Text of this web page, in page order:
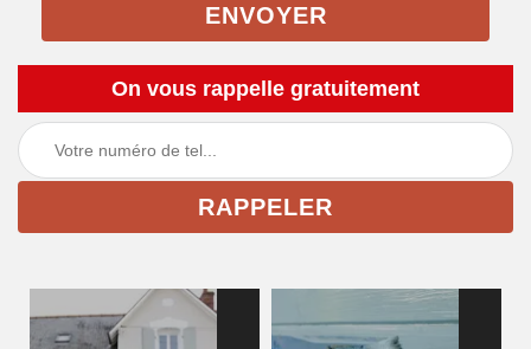
On vous rappelle gratuitement